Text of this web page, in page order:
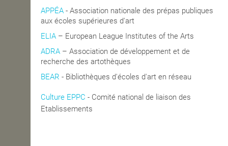
APPÉA - Association nationale des prépas publiques
aux écoles supérieures d'art
ELIA – European League Institutes of the Arts
ADRA – Association de développement et de
recherche des artothèques
BEAR - Bibliothèques d'écoles d'art en réseau
Culture EPPC - Comité national de liaison des
Etablissements